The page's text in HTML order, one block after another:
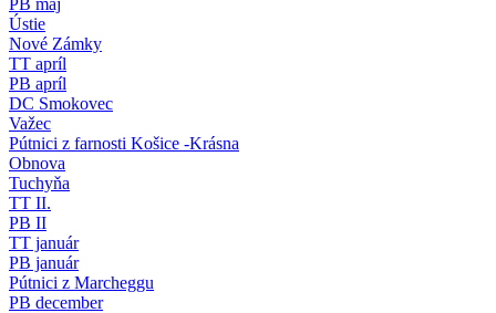
PB máj
Ústie
Nové Zámky
TT apríl
PB apríl
DC Smokovec
Važec
Pútnici z farnosti Košice -Krásna
Obnova
Tuchyňa
TT II.
PB II
TT január
PB január
Pútnici z Marcheggu
PB december